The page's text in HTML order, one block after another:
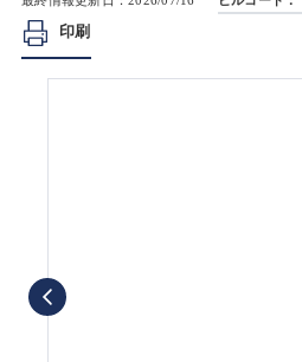
印刷